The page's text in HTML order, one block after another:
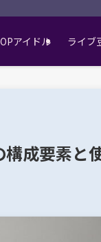
アイドル ライブ
成要素と